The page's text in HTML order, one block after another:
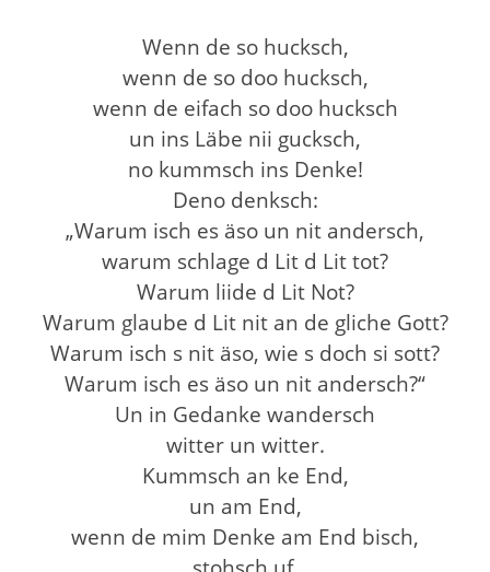
Wenn de so hucksch,
wenn de so doo hucksch,
wenn de eifach so doo hucksch
un ins Läbe nii gucksch,
no kummsch ins Denke!
Deno denksch:
„Warum isch es äso un nit andersch,
warum schlage d Lit d Lit tot?
Warum liide d Lit Not?
Warum glaube d Lit nit an de gliche Gott?
Warum isch s nit äso, wie s doch si sott?
Warum isch es äso un nit andersch?“
Un in Gedanke wandersch
witter un witter.
Kummsch an ke End,
un am End,
wenn de mim Denke am End bisch,